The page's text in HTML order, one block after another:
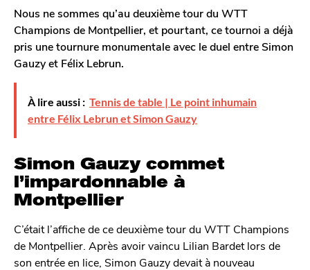
g
o
l
e
r
o
n
Nous ne sommes qu’au deuxième tour du WTT
Champions de Montpellier, et pourtant, ce tournoi a déjà
pris une tournure monumentale avec le duel entre Simon
Gauzy et Félix Lebrun.
À lire aussi : Tennis de table | Le point inhumain
entre Félix Lebrun et Simon Gauzy
Simon Gauzy commet
l’impardonnable à
Montpellier
C’était l’affiche de ce deuxième tour du WTT Champions
de Montpellier. Après avoir vaincu Lilian Bardet lors de
son entrée en lice, Simon Gauzy devait à nouveau